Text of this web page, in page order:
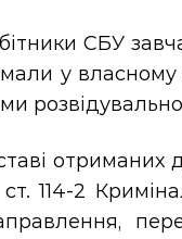
СБУ
у
отриманих
114-2